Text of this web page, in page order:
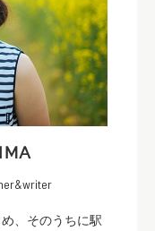
、そのうちに駅